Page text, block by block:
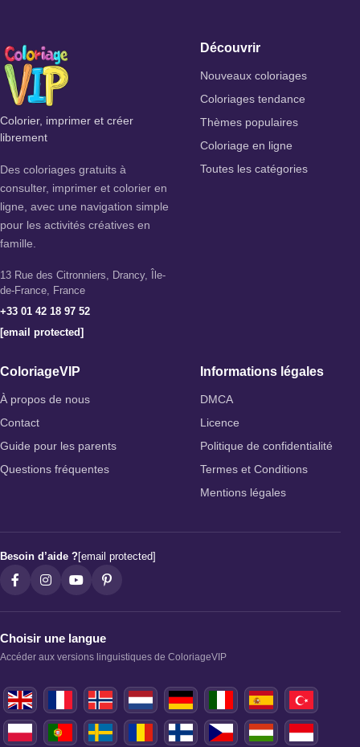
Colorier, imprimer et créer
librement
Des coloriages gratuits à
consulter, imprimer et colorier en
ligne, avec une navigation simple
pour les activités créatives en
famille.
13 Rue des Citronniers, Drancy, Île-
de-France, France
+33 01 42 18 97 52
[email protected]
Découvrir
Nouveaux coloriages
Coloriages tendance
Thèmes populaires
Coloriage en ligne
Toutes les catégories
ColoriageVIP
À propos de nous
Contact
Guide pour les parents
Questions fréquentes
Informations légales
DMCA
Licence
Politique de confidentialité
Termes et Conditions
Mentions légales
Besoin d’aide ?[email protected]
Choisir une langue
Accéder aux versions linguistiques de ColoriageVIP